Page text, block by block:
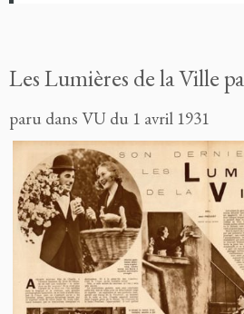
Les Lumières de la Ville
paru dans VU du 1 avril 1931